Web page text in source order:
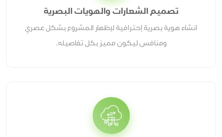
تصميم الشعارات والهويات البصرية
انشاء هوية بصرية إحترافية لإظهار المشروع بشكل عصري
ومنافس ليكون مميز بكل تفاصيله.